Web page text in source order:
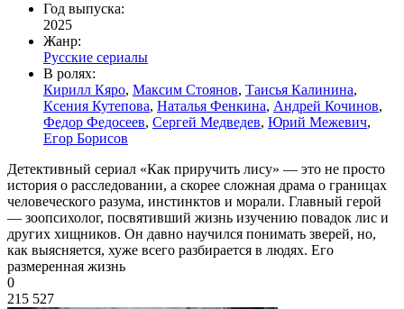
Год выпуска:
2025
Жанр:
Русские сериалы
В ролях:
Кирилл Кяро, Максим Стоянов, Таисья Калинина,
Ксения Кутепова, Наталья Фенкина, Андрей Кочинов,
Федор Федосеев, Сергей Медведев, Юрий Межевич,
Егор Борисов
Детективный сериал «Как приручить лису» — это не просто
история о расследовании, а скорее сложная драма о границах
человеческого разума, инстинктов и морали. Главный герой
— зоопсихолог, посвятивший жизнь изучению повадок лис и
других хищников. Он давно научился понимать зверей, но,
как выясняется, хуже всего разбирается в людях. Его
размеренная жизнь
0
215 527